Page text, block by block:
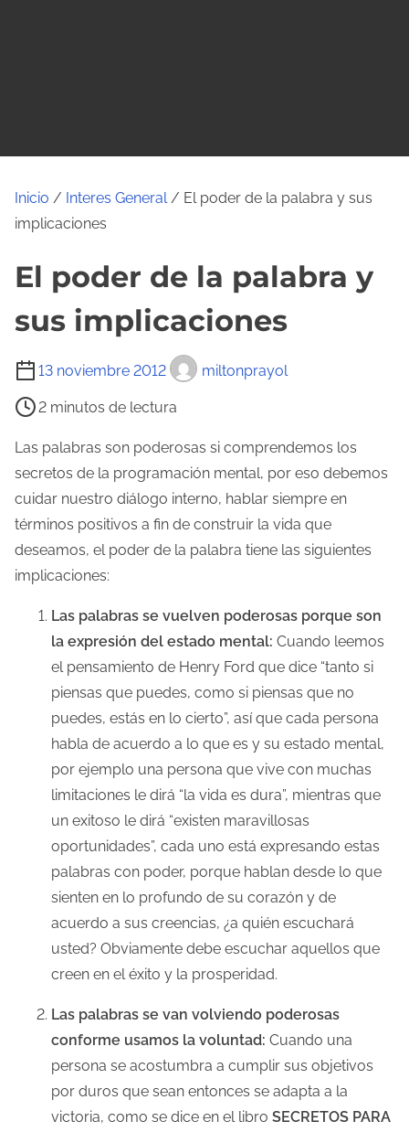
Inicio / Interes General/ El poder de la palabra y sus
implicaciones
El poder de la palabra y
sus implicaciones
13 noviembre 2012 miltonprayol
T
e
m
p
o
d
e
l
2 minutos de lectura
Las palabras son poderosas si comprendemos los
secretos de la programación mental, por eso debemos
cuidar nuestro diálogo interno, hablar siempre en
términos positivos a fin de construir la vida que
deseamos, el poder de la palabra tiene las siguientes
implicaciones:
Las palabras se vuelven poderosas porque son
la expresión del estado mental: Cuando leemos
el pensamiento de Henry Ford que dice “tanto si
piensas que puedes, como si piensas que no
puedes, estás en lo cierto”, así que cada persona
habla de acuerdo a lo que es y su estado mental,
por ejemplo una persona que vive con muchas
limitaciones le dirá “la vida es dura”, mientras que
un exitoso le dirá “existen maravillosas
oportunidades”, cada uno está expresando estas
palabras con poder, porque hablan desde lo que
sienten en lo profundo de su corazón y de
acuerdo a sus creencias, ¿a quién escuchará
usted? Obviamente debe escuchar aquellos que
creen en el éxito y la prosperidad.
Las palabras se van volviendo poderosas
conforme usamos la voluntad: Cuando una
persona se acostumbra a cumplir sus objetivos
por duros que sean entonces se adapta a la
victoria, como se dice en el libro SECRETOS PARA